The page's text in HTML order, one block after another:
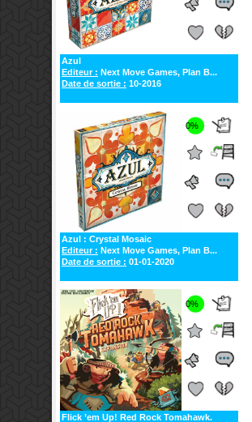
Azul
Editeur : Next Move Games, Plan B...
Date de sortie : 10-2016
0%
Azul : Crystal Mosaic
Editeur : Next Move Games, Plan B...
Date de sortie : 01-01-2020
0%
Flick ’em Up! Red Rock Tomahawk.